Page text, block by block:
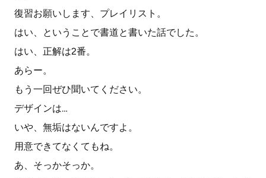
復習お願いします、プレイリスト。
はい、ということで書道と書いた話でした。
はい、正解は2番。
あらー。
もう一回ぜひ聞いてください。
デザインは…
いや、無垢はないんですよ。
用意できてなくてもね。
あ、そっかそっか。